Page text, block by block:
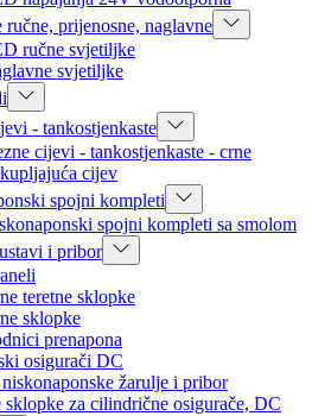
ručne, prijenosne, naglavne
ručne svjetiljke
svjetiljke
- tankostjenkaste
cijevi - tankostjenkaste - crne
cijev
spojni kompleti
spojni kompleti sa smolom
i pribor
teretne sklopke
sklopke
prenapona
osigurači DC
žarulje i pribor
sklopke za cilindrične osigurače, DC